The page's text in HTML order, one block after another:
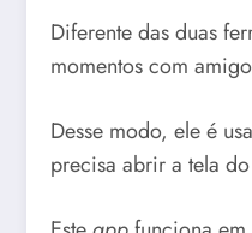
Diferente das duas
momentos com
Desse modo, ele é
precisa abrir a tela